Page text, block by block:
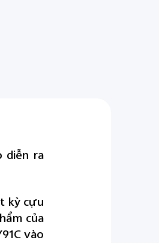
diễn ra
kỳ cựu
của
vào